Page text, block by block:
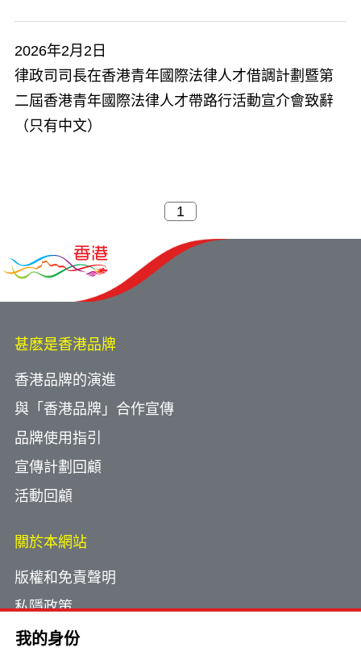
我的身份
2026年2月2日
律政司司長在香港青年國際法律人才借調計劃暨第
二屆香港青年國際法律人才帶路行活動宣介會致辭
（只有中文）
甚麽是香港品牌
香港品牌的演進
與「香港品牌」合作宣傳
品牌使用指引
宣傳計劃回顧
活動回顧
關於本網站
版權和免責聲明
私隱政策
使用小型文字檔案